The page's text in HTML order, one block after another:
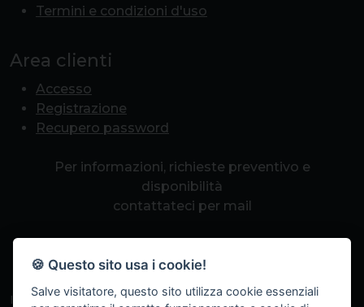
Termini e condizioni d'uso
Area clienti
Accesso
Registrazione
Recupero password
Per informazioni, richieste preventivo e
disponibilità
contattateci per mail
Iscriviti alla nostra newsletter per non perdere eventi
🍪 Questo sito usa i cookie!
Salve visitatore, questo sito utilizza cookie essenziali